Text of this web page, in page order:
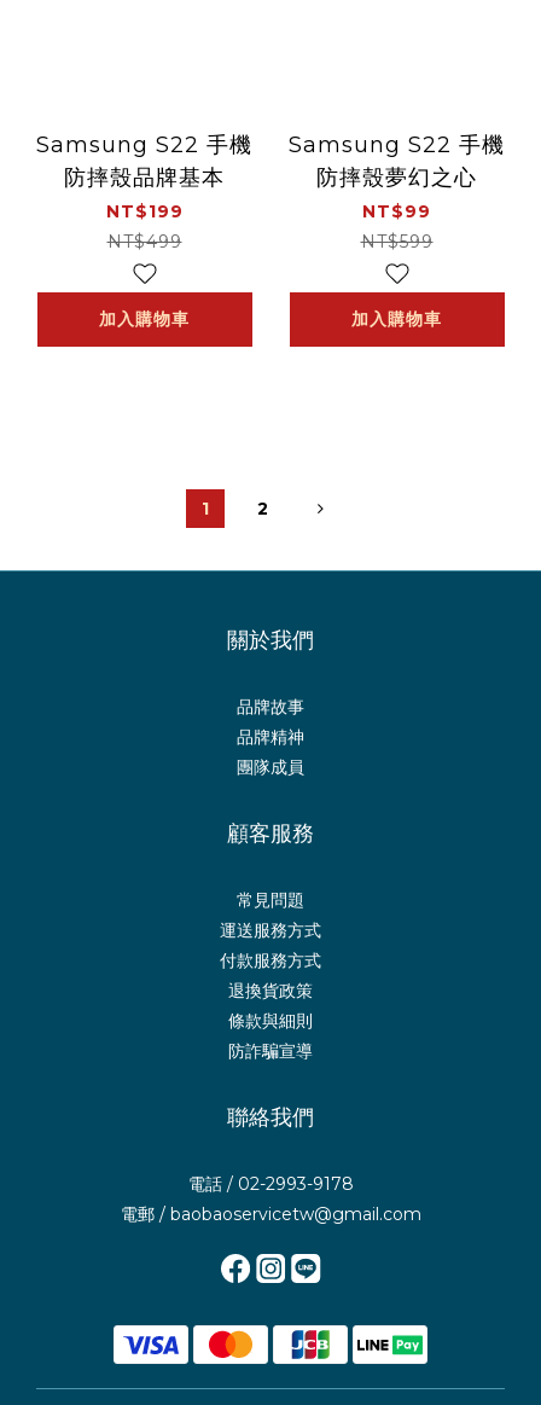
Samsung S22 手機
防摔殼品牌基本
NT$199
NT$499
加入購物車
Samsung S22 手機
防摔殼夢幻之心
NT$99
NT$599
加入購物車
1 2
關於我們
品牌故事
品牌精神
團隊成員
顧客服務
常見問題
運送服務方式
付款服務方式
退換貨政策
條款與細則
防詐騙宣導
聯絡我們
電話 / 02-2993-9178
電郵 / baobaoservicetw@gmail.com